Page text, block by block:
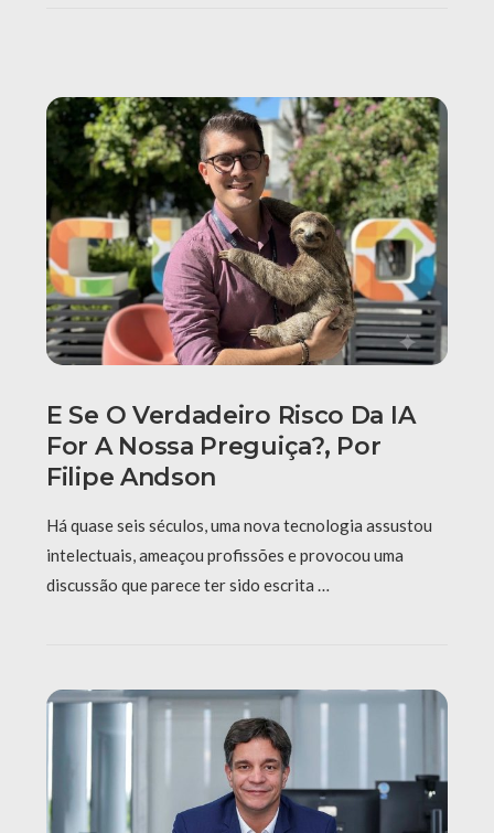
E Se O Verdadeiro Risco Da IA
For A Nossa Preguiça?, Por
Filipe Andson
Há quase seis séculos, uma nova tecnologia assustou
intelectuais, ameaçou profissões e provocou uma
discussão que parece ter sido escrita …